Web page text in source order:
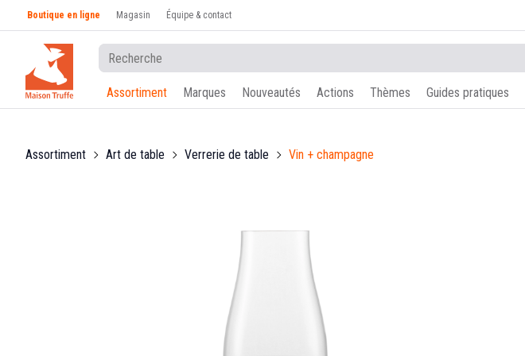
Boutique en ligne Magasin Équipe & contact
Assortiment Marques Nouveautés Actions Thèmes Guides pratiques
Assortiment Art de table Verrerie de table Vin + champagne